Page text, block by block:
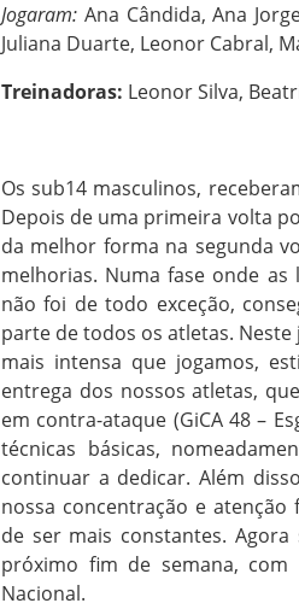
Jogaram:Ana Cândida, Ana
Juliana Duarte, Leonor Cabral,
Treinadoras: Leonor Silva,
Os sub14 masculinos,
Depois de uma primeira volta
da melhor forma na segunda
melhorias. Numa fase onde
não foi de todo exceção,
parte de todos os atletas.
mais intensa que jogamos,
entrega dos nossos atletas,
em contra-ataque (GiCA 48 –
técnicas básicas,
continuar a dedicar. Além
nossa concentração e
de ser mais constantes.
próximo fim de semana,
Nacional.